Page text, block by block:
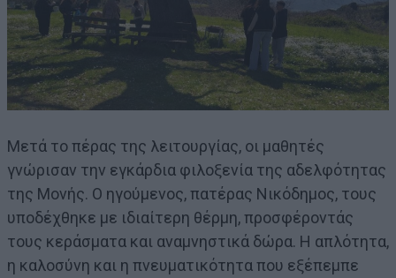
Μετά το πέρας της λειτουργίας, οι μαθητές
γνώρισαν την εγκάρδια φιλοξενία της αδελφότητας
της Μονής. Ο ηγούμενος, πατέρας Νικόδημος, τους
υποδέχθηκε με ιδιαίτερη θέρμη, προσφέροντάς
τους κεράσματα και αναμνηστικά δώρα. Η απλότητα,
η καλοσύνη και η πνευματικότητα που εξέπεμπε